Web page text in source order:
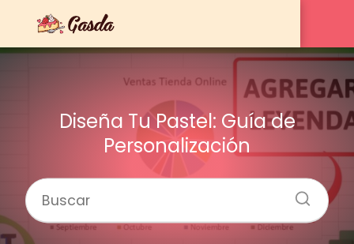
Diseña Tu Pastel: Guía de
Personalización